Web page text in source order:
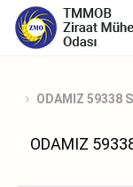
ODAMIZ 59338
ODAMIZ